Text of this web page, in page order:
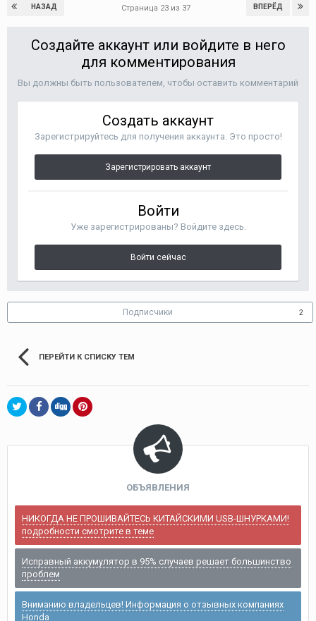
НАЗАД ВПЕРЁД
Страница 23 из 37
Создайте аккаунт или войдите в него
для комментирования
Вы должны быть пользователем, чтобы оставить комментарий
Создать аккаунт
Зарегистрируйтесь для получения аккаунта. Это просто!
Зарегистрировать аккаунт
Войти
Уже зарегистрированы? Войдите здесь.
Войти сейчас
Подписчики 2
ПЕРЕЙТИ К СПИСКУ ТЕМ
ОБЪЯВЛЕНИЯ
НИКОГДА НЕ ПРОШИВАЙТЕСЬ КИТАЙСКИМИ USB-ШНУРКАМИ!
подробности смотрите в теме
Исправный аккумулятор в 95% случаев решает большинство
проблем
Вниманию владельцев! Информация о отзывных компаниях
Honda